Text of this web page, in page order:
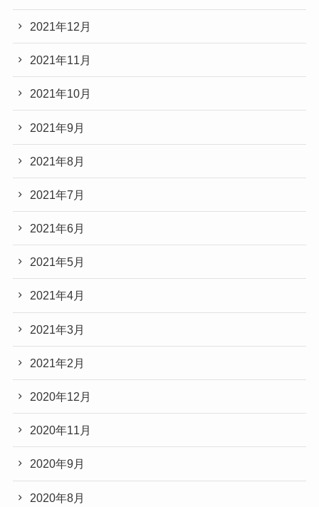
2021年12月
2021年11月
2021年10月
2021年9月
2021年8月
2021年7月
2021年6月
2021年5月
2021年4月
2021年3月
2021年2月
2020年12月
2020年11月
2020年9月
2020年8月